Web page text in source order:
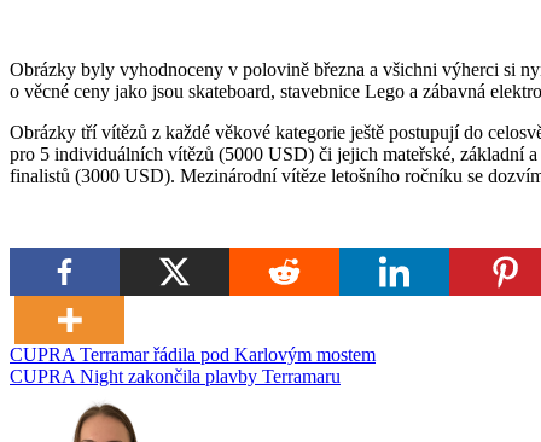
Obrázky byly vyhodnoceny v polovině března a všichni výherci si
o věcné ceny jako jsou skateboard, stavebnice Lego a zábavná
Obrázky tří vítězů z každé věkové kategorie ještě postupují do
pro 5 individuálních vítězů (5000 USD) či jejich mateřské, základní
finalistů (3000 USD). Mezinárodní vítěze letošního ročníku se
Navigace
pro
příspěvek
CUPRA Terramar řádila pod Karlovým mostem
CUPRA Night zakončila plavby Terramaru